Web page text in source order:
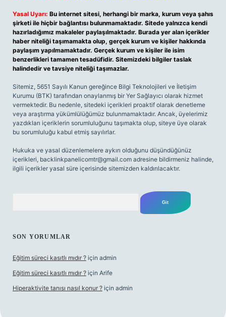
Yasal Uyarı: Bu internet sitesi, herhangi bir marka, kurum veya şahıs
şirketi ile hiçbir bağlantısı bulunmamaktadır. Sitede yalnızca kendi
hazırladığımız makaleler paylaşılmaktadır. Burada yer alan içerikler
haber niteliği taşımamakta olup, gerçek kurum ve kişiler hakkında
paylaşım yapılmamaktadır. Gerçek kurum ve kişiler ile isim
benzerlikleri tamamen tesadüfidir. Sitemizdeki bilgiler taslak
halindedir ve tavsiye niteliği taşımazlar.
Sitemiz, 5651 Sayılı Kanun gereğince Bilgi Teknolojileri ve İletişim
Kurumu (BTK) tarafından onaylanmış bir Yer Sağlayıcı olarak hizmet
vermektedir. Bu nedenle, sitedeki içerikleri proaktif olarak denetleme
veya araştırma yükümlülüğümüz bulunmamaktadır. Ancak, üyelerimiz
yazdıkları içeriklerin sorumluluğunu taşımakta olup, siteye üye olarak
bu sorumluluğu kabul etmiş sayılırlar.
Hukuka ve yasal düzenlemelere aykırı olduğunu düşündüğünüz
içerikleri, backlinkpanelicomtr@gmail.com adresine bildirmeniz halinde,
ilgili içerikler yasal süre içerisinde sitemizden kaldırılacaktır.
SON YORUMLAR
Eğitim süreci kasıtlı mıdır ? için admin
Eğitim süreci kasıtlı mıdır ? için Arife
Hiperaktivite tanısı nasıl konur ? için admin